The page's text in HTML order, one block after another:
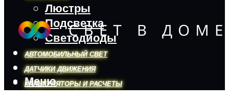
Люстры
Подсветка
Светодиоды
АВТОМОБИЛЬНЫЙ СВЕТ
ДАТЧИКИ ДВИЖЕНИЯ
КАЛЬКУЛЯТОРЫ И РАСЧЕТЫ
Меню